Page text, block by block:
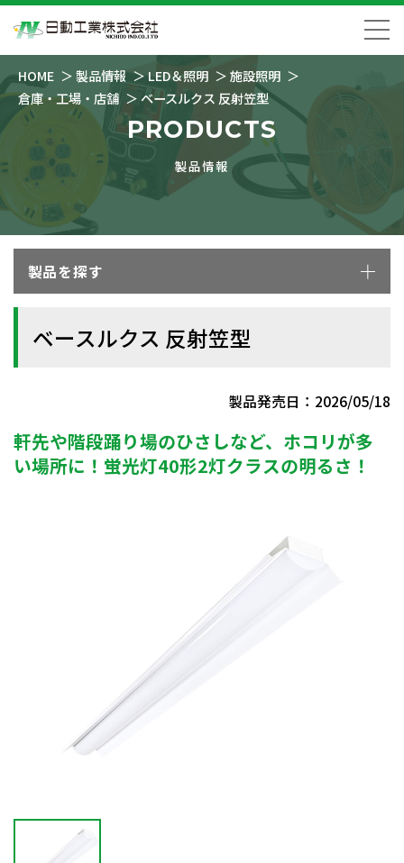
HOME 製品情報 LED＆照明
施設照明
倉庫・工場・店舗
ベースルクス 反射笠型
PRODUCTS
製品情報
製品を探す
ベースルクス 反射笠型
製品発売日：2026/05/18
軒先や階段踊り場のひさしなど、ホコリが多
い場所に！蛍光灯40形2灯クラスの明るさ！